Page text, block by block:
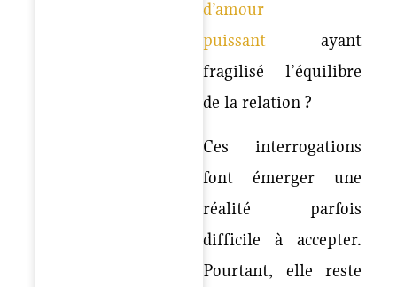
d’amour
puissant ayant
fragilisé l’équilibre
de la relation ?
Ces interrogations
font émerger une
réalité parfois
difficile à accepter.
Pourtant, elle reste